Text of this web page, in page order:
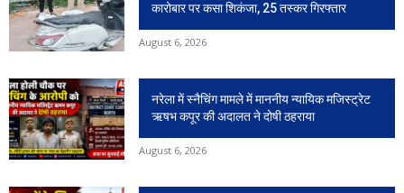
कारोबार पर कसा शिकंजा, 25 तस्कर गिरफ्तार
August 6, 2026
नरेला में स्नैचिंग मामले में माननीय न्यायिक मजिस्ट्रेट
ऋषभ कपूर की अदालत ने दोषी ठहराया
August 6, 2026